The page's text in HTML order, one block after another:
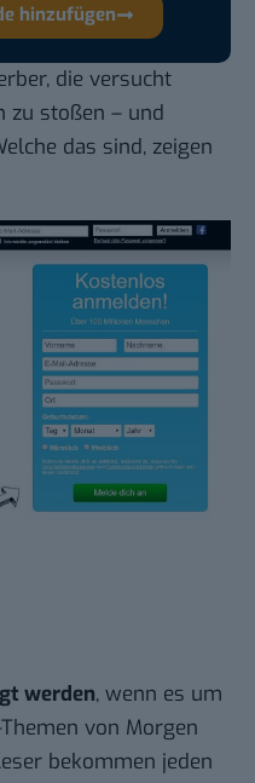
hinzufügen
die versucht
zu stoßen – und
das sind, zeigen
werden, wenn es um
von Morgen
bekommen jeden